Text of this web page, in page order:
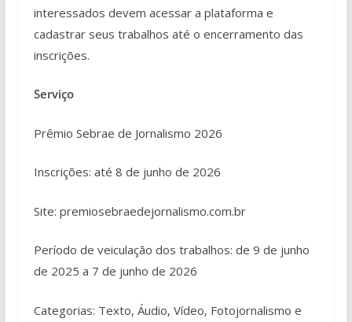
interessados devem acessar a plataforma e
cadastrar seus trabalhos até o encerramento das
inscrições.
Serviço
Prêmio Sebrae de Jornalismo 2026
Inscrições: até 8 de junho de 2026
Site: premiosebraedejornalismo.com.br
Período de veiculação dos trabalhos: de 9 de junho
de 2025 a 7 de junho de 2026
Categorias: Texto, Áudio, Vídeo, Fotojornalismo e